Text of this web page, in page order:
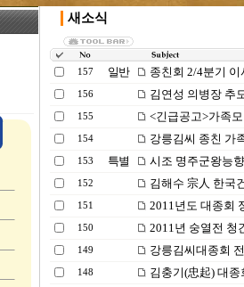
새소식
157 일반 종친회 2/4분기 이
156 김연성 의병장 추
155 <긴급공고>가족
154 강릉김씨 종친 가
153 특별 시조 명주군왕능
152 김해수 宗人 한국
151 2011년도 대종회
150 2011년 숭열전 청
149 강릉김씨대종회
148 김충기(忠起) 대